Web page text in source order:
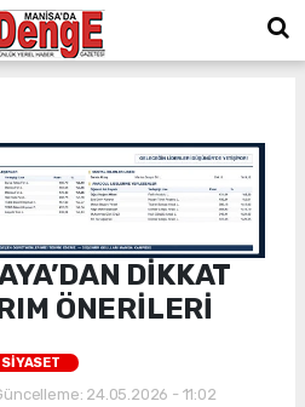
DİKKAT
ÖNERİLERİ
SİYASET
24.05.2026 - 11:02